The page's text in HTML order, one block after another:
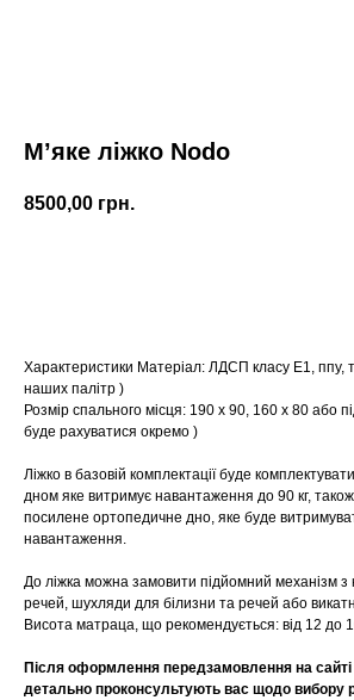
Мʼяке ліжко Nodo
8500,00 грн.
Характеристики Матеріал: ЛДСП класу E1, ппу,
наших палітр )
Розмір спального місця: 190 х 90, 160 х 80 або
буде рахуватися окремо )
Ліжко в базовій комплектації буде
дном яке витримує навантаження до 90 кг,
посилене ортопедичне дно, яке буде
навантаження.
До ліжка можна замовити підйомний механізм з
речей, шухляди для білизни та речей або
Висота матраца, що рекомендується: від 12 до
Після оформлення передзамовлення на
детально проконсультують вас щодо вибору